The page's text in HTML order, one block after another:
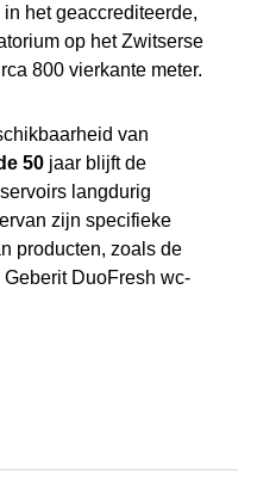
het geaccrediteerde,
op het Zwitserse
800 vierkante meter.
van
50 jaar blijft de
langdurig
zijn specifieke
producten, zoals de
DuoFresh wc-